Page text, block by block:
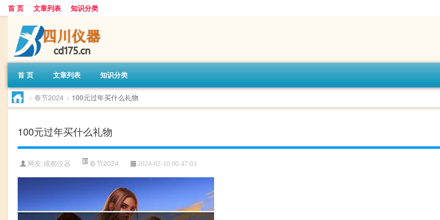
首 页 文章列表 知识分类
首 页 文章列表 知识分类
> 春节2024 > 100元过年买什么礼物
100元过年买什么礼物
网友:成都仪器 春节2024 2024-02-10 00:47:03